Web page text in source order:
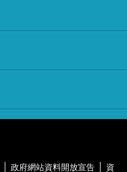
政府網站資料開放宣告 資